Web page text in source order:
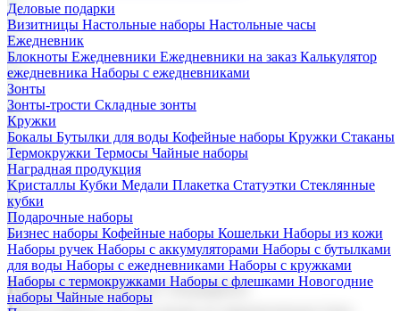
Деловые подарки
Визитницы Настольные наборы Настольные часы
Ежедневник
Блокноты Ежедневники Ежедневники на заказ Калькулятор
ежедневника Наборы с ежедневниками
Зонты
Зонты-трости Складные зонты
Кружки
Бокалы Бутылки для воды Кофейные наборы Кружки Стаканы
Термокружки Термосы Чайные наборы
Наградная продукция
Kристаллы Кубки Медали Плакетка Статуэтки Стеклянные
кубки
Подарочные наборы
Бизнес наборы Кофейные наборы Кошельки Наборы из кожи
Наборы ручек Наборы с аккумуляторами Наборы с бутылками
для воды Наборы с ежедневниками Наборы с кружками
Наборы с термокружками Наборы с флешками Новогодние
наборы Чайные наборы
Корпоративные подарки